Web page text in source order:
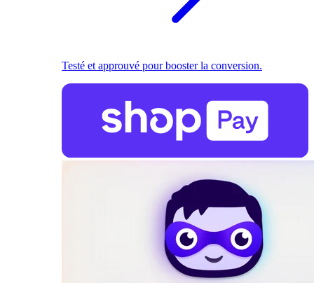
Testé et approuvé pour booster la conversion.